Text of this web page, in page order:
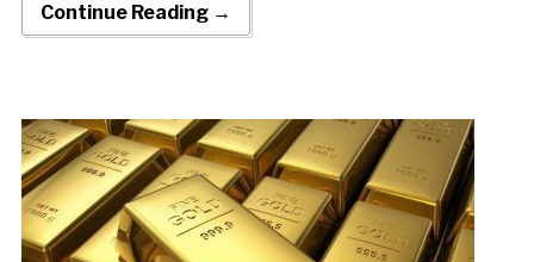
Continue Reading →